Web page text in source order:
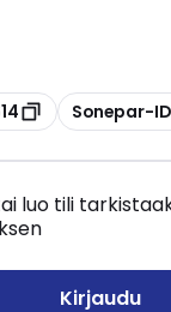
Kopioi
Sonepar-
luo tili
Kirjaudu